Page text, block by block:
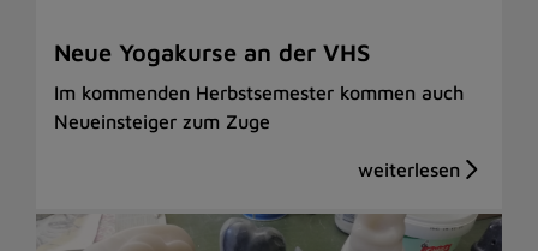
Neue Yogakurse an der VHS
Im kommenden Herbstsemester kommen auch
Neueinsteiger zum Zuge